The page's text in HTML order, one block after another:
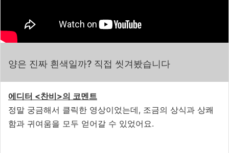
양은 진짜 흰색일까? 직접 씻겨봤습니다
에디터 <찬비>의 코멘트
정말 궁금해서 클릭한 영상이었는데, 조금의 상식과 상쾌
함과 귀여움을 모두 얻어갈 수 있었어요.